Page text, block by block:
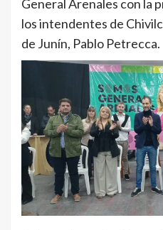
General Arenales con la
los intendentes de
de Junín, Pablo Petrecca.